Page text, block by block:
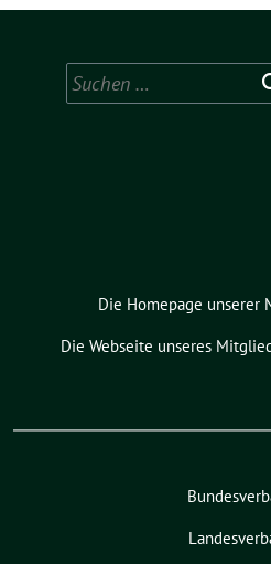
Suchen
nach:
Die Homepage unserer
Die Webseite unseres